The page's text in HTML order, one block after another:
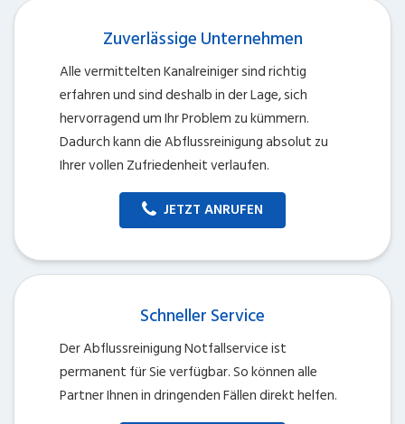
Zuverlässige Unternehmen
Alle vermittelten Kanalreiniger sind richtig
erfahren und sind deshalb in der Lage, sich
hervorragend um Ihr Problem zu kümmern.
Dadurch kann die Abflussreinigung absolut zu
Ihrer vollen Zufriedenheit verlaufen.
JETZT ANRUFEN
Schneller Service
Der Abflussreinigung Notfallservice ist
permanent für Sie verfügbar. So können alle
Partner Ihnen in dringenden Fällen direkt helfen.